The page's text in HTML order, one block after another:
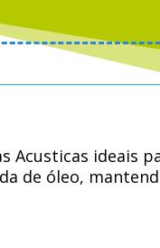
Acusticas ideais
de óleo,